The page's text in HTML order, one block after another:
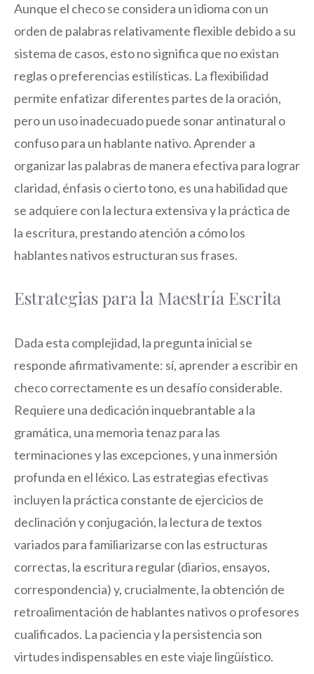
Aunque el checo se considera un idioma con un
orden de palabras relativamente flexible debido a su
sistema de casos, esto no significa que no existan
reglas o preferencias estilísticas. La flexibilidad
permite enfatizar diferentes partes de la oración,
pero un uso inadecuado puede sonar antinatural o
confuso para un hablante nativo. Aprender a
organizar las palabras de manera efectiva para lograr
claridad, énfasis o cierto tono, es una habilidad que
se adquiere con la lectura extensiva y la práctica de
la escritura, prestando atención a cómo los
hablantes nativos estructuran sus frases.
Estrategias para la Maestría Escrita
Dada esta complejidad, la pregunta inicial se
responde afirmativamente: sí, aprender a escribir en
checo correctamente es un desafío considerable.
Requiere una dedicación inquebrantable a la
gramática, una memoria tenaz para las
terminaciones y las excepciones, y una inmersión
profunda en el léxico. Las estrategias efectivas
incluyen la práctica constante de ejercicios de
declinación y conjugación, la lectura de textos
variados para familiarizarse con las estructuras
correctas, la escritura regular (diarios, ensayos,
correspondencia) y, crucialmente, la obtención de
retroalimentación de hablantes nativos o profesores
cualificados. La paciencia y la persistencia son
virtudes indispensables en este viaje lingüístico.